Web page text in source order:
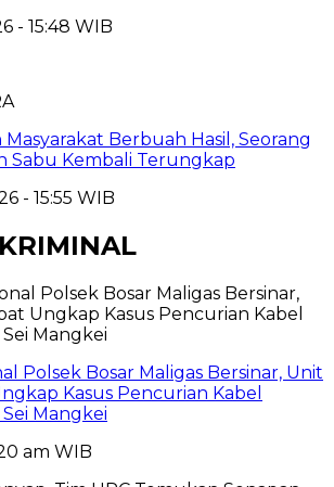
- 15:48 WIB
Masyarakat Berbuah Hasil, Seorang
Sabu Kembali Terungkap
- 15:55 WIB
Polsek Bosar Maligas Bersinar, Unit
Kasus Pencurian Kabel
Mangkei
am WIB